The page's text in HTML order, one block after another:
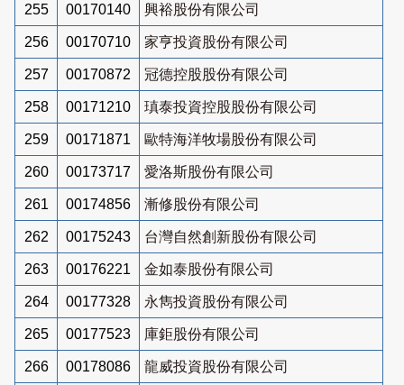
255 00170140 興裕股份有限公司
256 00170710 家亨投資股份有限公司
257 00170872 冠德控股股份有限公司
258 00171210 瑱泰投資控股股份有限公司
259 00171871 歐特海洋牧場股份有限公司
260 00173717 愛洛斯股份有限公司
261 00174856 漸修股份有限公司
262 00175243 台灣自然創新股份有限公司
263 00176221 金如泰股份有限公司
264 00177328 永雋投資股份有限公司
265 00177523 庫鉅股份有限公司
266 00178086 龍威投資股份有限公司